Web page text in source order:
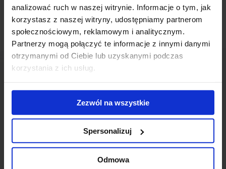
analizować ruch w naszej witrynie. Informacje o tym, jak
korzystasz z naszej witryny, udostępniamy partnerom
społecznościowym, reklamowym i analitycznym.
Partnerzy mogą połączyć te informacje z innymi danymi
otrzymanymi od Ciebie lub uzyskanymi podczas
korzystania z ich usług.
Zezwól na wszystkie
Spersonalizuj
Odmowa
Skontaktuj się z nami